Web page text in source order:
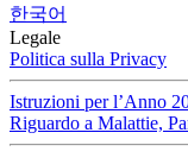
한국어
Legale
Politica sulla Privacy
Istruzioni per l’Anno
Riguardo a Malattie,